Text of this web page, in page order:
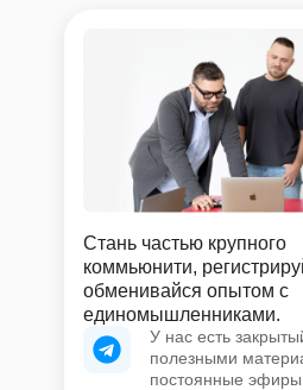
Стань частью крупного
коммьюнити,
обменивайся опытом с
единомышленниками.
У нас есть
полезными
постоянные эфиры